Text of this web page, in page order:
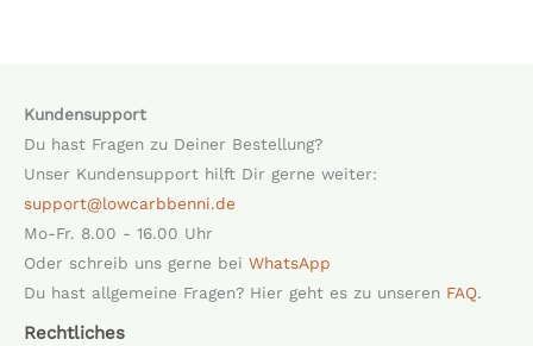
Kundensupport
Du hast Fragen zu Deiner Bestellung?
Unser Kundensupport hilft Dir gerne weiter:
support@lowcarbbenni.de
Mo-Fr. 8.00 - 16.00 Uhr
Oder schreib uns gerne bei WhatsApp
Du hast allgemeine Fragen? Hier geht es zu unseren FAQ.
Rechtliches